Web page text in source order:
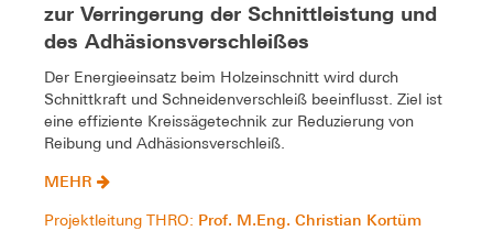
zur Verringerung der Schnittleistung und
des Adhäsionsverschleißes
Der Energieeinsatz beim Holzeinschnitt wird durch
Schnittkraft und Schneidenverschleiß beeinflusst. Ziel ist
eine effiziente Kreissägetechnik zur Reduzierung von
Reibung und Adhäsionsverschleiß.
MEHR
Projektleitung THRO: Prof. M.Eng. Christian Kortüm